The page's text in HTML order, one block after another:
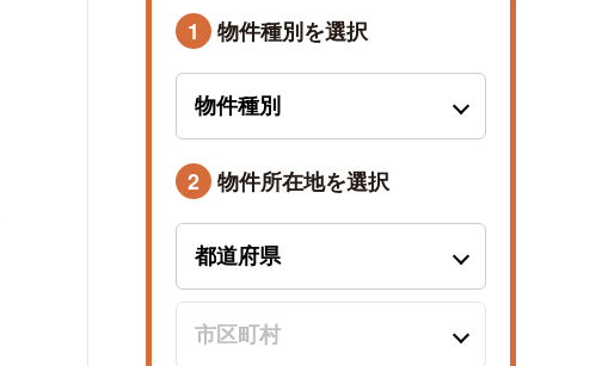
1 物件種別を選択
2 物件所在地を選択